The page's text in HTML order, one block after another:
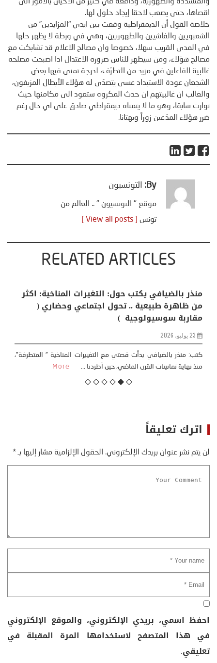
اقصاها، حتى يصعب لاحقا إيجاد حلول لها.
خلاصة القول أن الديمقراطية وقعت بين ايدي “المزايدين” من
الشعبويين والفاشيين والطهوريين، وهي في ورطة لا يظهر حلها
في المدى القريب سهلا، خصوصا وان مصالح الاعلام قد تشابكت مع
مصالح هؤلاء، ومن سيظهر للناس ضرورة الاعتدال اذا اصبحت مصلحة
غالبية الفاعلين في مزيد من التطرّف، لدرجة تمنى فيها بعض
الشجعان عودة الاستبداد عسى يتصدّى له هؤلاء الأبطال المزيفون،
والغالب ان غالبيتهم ان حدث المكروه ستعود الى مكامنها حيث
توارت سابقا، وهو ما لا يتمناه ديمقراطي صادق على اي حال رغم
ضرر هؤلاء المدّعين زوراً وبهتانا.
By: التونسيون
موقع " التونسيون " .. العالم من
تونس
RELATED ARTICLES
منذر بالضيافي يكتب حول: التغيرات المناخية: اكثر
من ظاهرة طبيعية .. تحول اجتماعي وحضاري (
مقاربة سوسيولوجية )
23 يوليو، 2026
كتب: منذر بالضيافي بدأت قصتي مع التغييرات المناخية ” المتطرفة”،
منذ نهاية ثمانينات القرن الماضي، حين أطردنا ...
More
اترك تعليقاً
لن يتم نشر عنوان بريدك الإلكتروني. الحقول الإلزامية مشار إليها بـ*
احفظ اسمي، بريدي الإلكتروني، والموقع الإلكتروني
في هذا المتصفح لاستخدامها المرة المقبلة في
تعليقي.